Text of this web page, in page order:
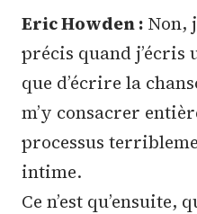
Eric Howden : Non,
précis quand j’écris
que d’écrire la
m’y consacrer
processus
intime.
Ce n’est qu’ensuite,